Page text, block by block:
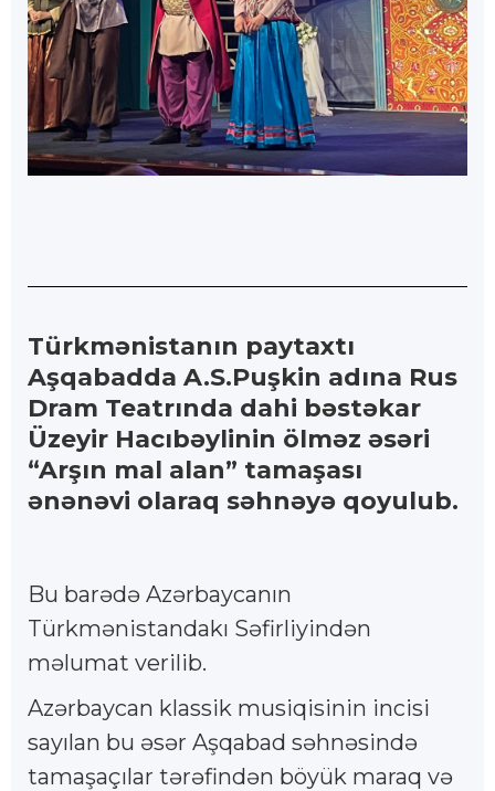
Türkmənistanın paytaxtı
Aşqabadda A.S.Puşkin adına Rus
Dram Teatrında dahi bəstəkar
Üzeyir Hacıbəylinin ölməz əsəri
“Arşın mal alan” tamaşası
ənənəvi olaraq səhnəyə qoyulub.
Bu barədə Azərbaycanın
Türkmənistandakı Səfirliyindən
məlumat verilib.
Azərbaycan klassik musiqisinin incisi
sayılan bu əsər Aşqabad səhnəsində
tamaşaçılar tərəfindən böyük maraq və